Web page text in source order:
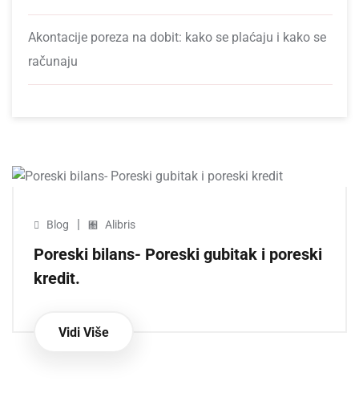
Akontacije poreza na dobit: kako se plaćaju i kako se
računaju
Blog | Alibris
Poreski bilans- Poreski gubitak i poreski
kredit.
Vidi Više